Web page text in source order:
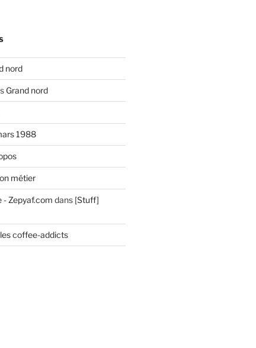
nord
Grand nord
1988
métier
- Zepyaf.com dans [Stuff]
coffee-addicts